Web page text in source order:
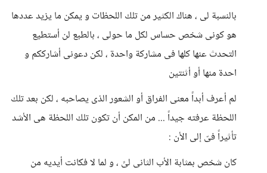
بالنسبة لى ، هناك الكثير من تلك اللحظات و يمكن ما يزيد عددها
هو كونى شخص حساس لكل ما حولى ، بالطبع لن أستطيع
التحدث عنها كلها فى مشاركة واحدة ، لكن دعونى أشارككم و
احدة منها أو أثنتين
لم أعرف أبداً معنى الفراق أو الشعور الذى يصاحبه ، لكن بعد تلك
اللحظة عرفته جيداً ... من المكن أن تكون تلك اللحظة هى الأشد
تأثيراً فىّ إلى الأن :
كان شخص بمثابة الأب الثانى لىً ، و لما لا فكانت أيديه من